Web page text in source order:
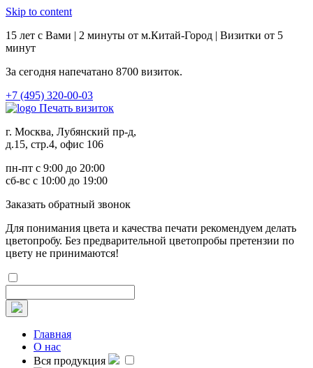
Skip to content
15 лет с Вами | 2 минуты от м.Китай-Город | Визитки от 5
минут
За сегодня напечатано 8700 визиток.
+7 (495) 320-00-03
Печать визиток
г. Москва, Лубянский пр-д,
д.15, стр.4, офис 106
пн-пт с 9:00 до 20:00
сб-вс с 10:00 до 19:00
Заказать обратный звонок
Для понимания цвета и качества печати рекомендуем делать
цветопробу. Без предварительной цветопробы претензии по
цвету не принимаются!
Главная
О нас
Вся продукция